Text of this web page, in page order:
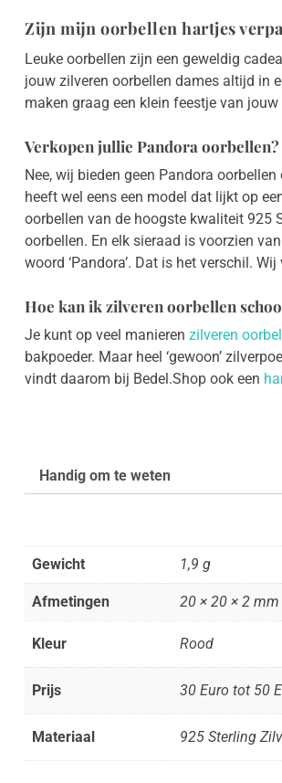
Zijn mijn oorbellen hartjes
Leuke oorbellen zijn een geweldig
jouw zilveren oorbellen dames altijd in
maken graag een klein feestje van
Verkopen jullie Pandora oorbellen?
Nee, wij bieden geen Pandora
heeft wel eens een model dat lijkt op
oorbellen van de hoogste kwaliteit 925
oorbellen. En elk sieraad is voorzien
woord ‘Pandora’. Dat is het verschil.
Hoe kan ik zilveren oorbellen
Je kunt op veel manieren zilveren
bakpoeder. Maar heel ‘gewoon’
vindt daarom bij Bedel.Shop ook een
Handig om te weten
Gewicht 1,9 g
Afmetingen 20 × 20 × 2 mm
Kleur Rood
Prijs 30 Euro tot 50
Materiaal 925 Sterling